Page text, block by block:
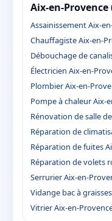
Aix-en-Provence
Assainissement Aix-
Chauffagiste Aix-en-
Débouchage de
Électricien Aix-en-
Plombier Aix-en-
Pompe à chaleur Aix-
Rénovation de salle
Réparation de
Réparation de fuites
Réparation de volets
Serrurier Aix-en-
Vidange bac à
Vitrier Aix-en-